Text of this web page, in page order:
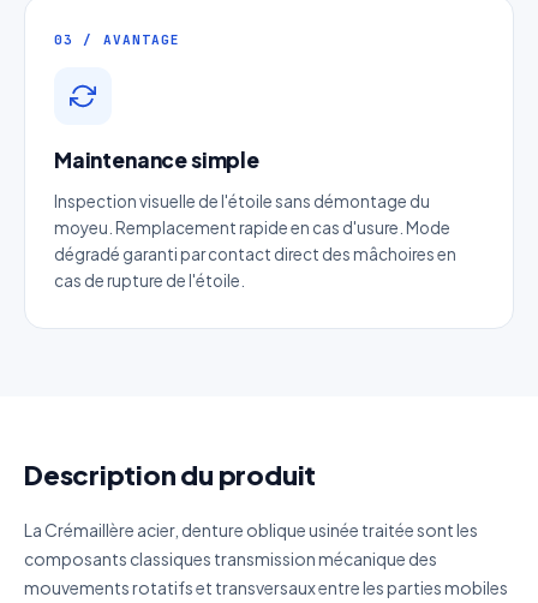
03 / AVANTAGE
Maintenance simple
Inspection visuelle de l'étoile sans démontage du
moyeu. Remplacement rapide en cas d'usure. Mode
dégradé garanti par contact direct des mâchoires en
cas de rupture de l'étoile.
Description du produit
La Crémaillère acier, denture oblique usinée traitée sont les
composants classiques transmission mécanique des
mouvements rotatifs et transversaux entre les parties mobiles
Téléphone*
Catégorie